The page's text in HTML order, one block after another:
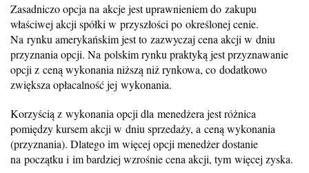
Zasadniczo opcja na akcje jest uprawnieniem do zakupu
właściwej akcji spółki w przyszłości po określonej cenie.
Na rynku amerykańskim jest to zazwyczaj cena akcji w dniu
przyznania opcji. Na polskim rynku praktyką jest przyznawanie
opcji z ceną wykonania niższą niż rynkowa, co dodatkowo
zwiększa opłacalność jej wykonania.
Korzyścią z wykonania opcji dla menedżera jest różnica
pomiędzy kursem akcji w dniu sprzedaży, a ceną wykonania
(przyznania). Dlatego im więcej opcji menedżer dostanie
na początku i im bardziej wzrośnie cena akcji, tym więcej zyska.